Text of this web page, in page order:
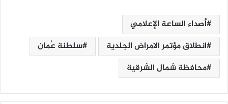
أصداء الساعة الإعلامي
انطلاق مؤتمر الامراض الجلدية
سلطنة عُمان
محافظة شمال الشرقية